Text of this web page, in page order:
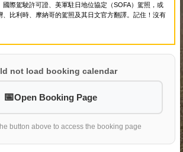
國際駕駛許可證、美軍駐日地位協定（SOFA）駕照，或
、比利時、摩納哥的駕照及其日文官方翻譯。記住！沒有
not load booking calendar
Open Booking Page
button above to access the booking page